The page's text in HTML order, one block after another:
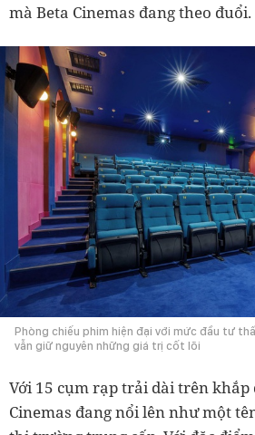
mà Beta Cinemas đang theo đuổi.
Phòng chiếu phim hiện đại với mức đầu tư
vẫn giữ nguyên những giá trị cốt lõi
Với 15 cụm rạp trải dài trên khắp
Cinemas đang nổi lên như một